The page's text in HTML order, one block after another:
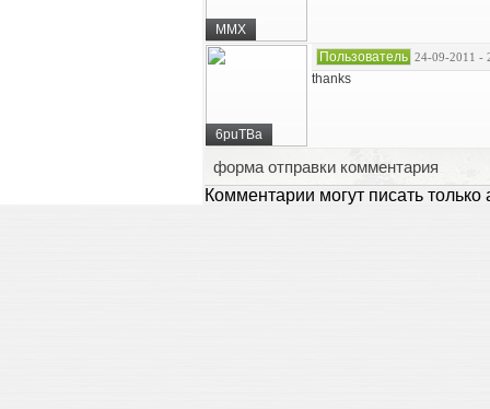
MMX
6puTBa
Пользователь 24-09-2011 -
thanks
форма отправки комментария
Комментарии могут писать